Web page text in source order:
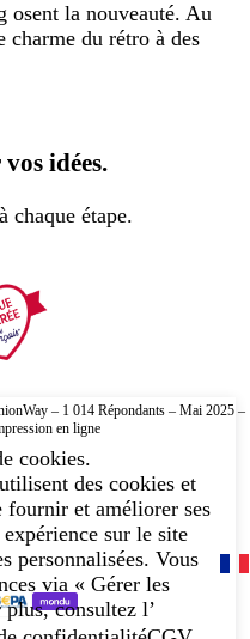
osent la nouveauté. Au
charme du rétro à des
idées.
à chaque étape.
– 1 014 Répondants – Mai 2025 –
en ligne
cookies.
des cookies et
fournir et améliorer ses
sur le site
personnalisées. Vous
via « Gérer les
consultez l’